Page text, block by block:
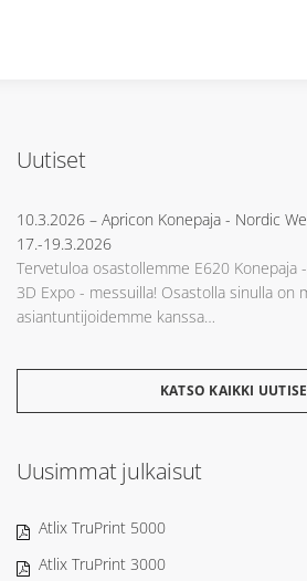
Uutiset
10.3.2026 – Apricon Konepaja - Nordic
17.-19.3.2026
Tervetuloa osastollemme E620 Konepaja
3D Expo - messuilla! Osastolla sinulla on
asiantuntijoidemme kanssa…
KATSO KAIKKI
Uusimmat julkaisut
Atlix TruPrint 5000
Atlix TruPrint 3000